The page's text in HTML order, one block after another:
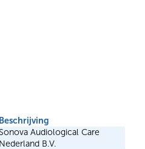
Beschrijving
Audiological Care
Nederland B.V.